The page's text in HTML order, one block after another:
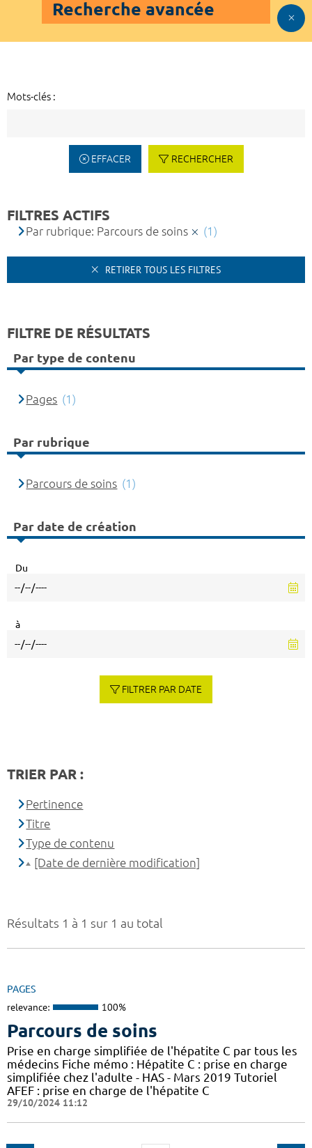
Recherche avancée
Mots-clés :
EFFACER RECHERCHER
Résultats 1 à 1 sur 1 au total
PAGES
relevance: 100%
Parcours de soins
Prise en charge simplifiée de l'hépatite C par tous les
médecins Fiche mémo : Hépatite C : prise en charge
simplifiée chez l'adulte - HAS - Mars 2019 Tutoriel
AFEF : prise en charge de l'hépatite C
29/10/2024 11:12
FILTRES ACTIFS
Par rubrique: Parcours de soins (1)
RETIRER TOUS LES FILTRES
FILTRE DE RÉSULTATS
Par type de contenu
Pages (1)
Par rubrique
Parcours de soins (1)
Par date de création
Du
à
FILTRER PAR DATE
TRIER PAR :
Pertinence
Titre
Type de contenu
[Date de dernière modification]